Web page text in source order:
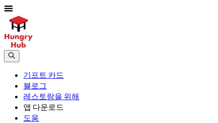
기프트 카드
블로그
레스토랑을 위해
앱 다운로드
도움